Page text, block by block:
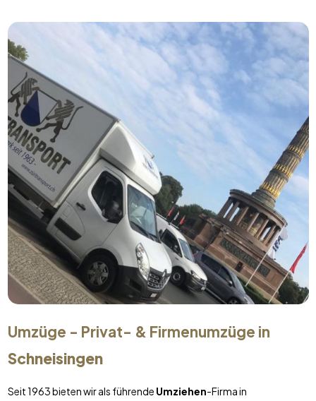
Umzüge - Privat- & Firmenumzüge in
Schneisingen
Seit 1963 bieten wir als führende Umziehen-Firma in